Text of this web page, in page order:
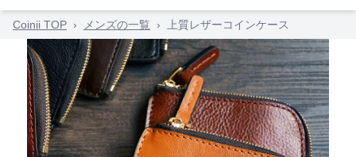
Coinii TOP › メンズの一覧 › 上質レザーコインケース